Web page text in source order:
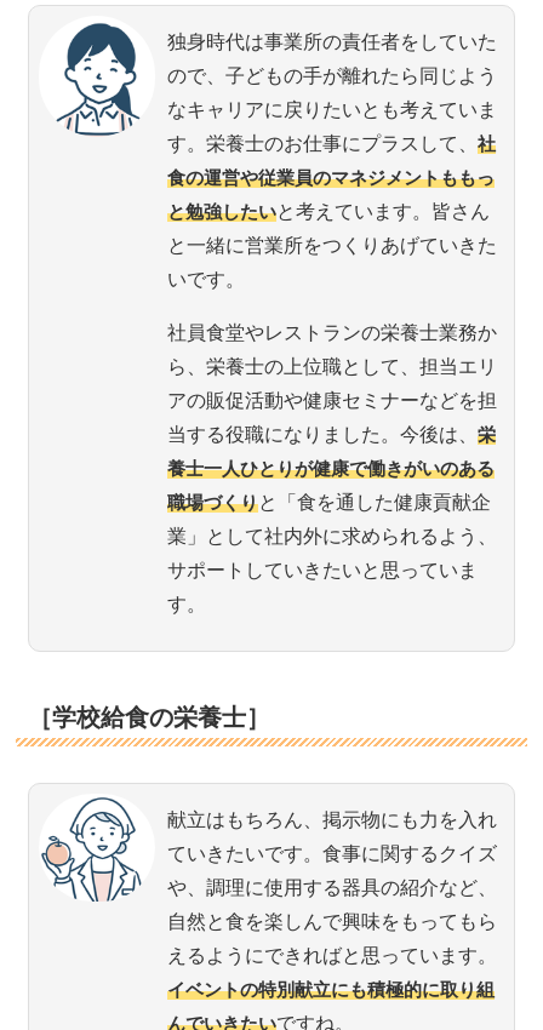
独身時代は事業所の責任者をしていた
ので、子どもの手が離れたら同じよう
なキャリアに戻りたいとも考えていま
す。栄養士のお仕事にプラスして、社
食の運営や従業員のマネジメントももっ
と勉強したいと考えています。皆さん
と一緒に営業所をつくりあげていきた
いです。
社員食堂やレストランの栄養士業務か
ら、栄養士の上位職として、担当エリ
アの販促活動や健康セミナーなどを担
当する役職になりました。今後は、栄
養士一人ひとりが健康で働きがいのある
職場づくりと「食を通した健康貢献企
業」として社内外に求められるよう、
サポートしていきたいと思っていま
す。
［学校給食の栄養士］
献立はもちろん、掲示物にも力を入れ
ていきたいです。食事に関するクイズ
や、調理に使用する器具の紹介など、
自然と食を楽しんで興味をもってもら
えるようにできればと思っています。
イベントの特別献立にも積極的に取り組
んでいきたいですね。